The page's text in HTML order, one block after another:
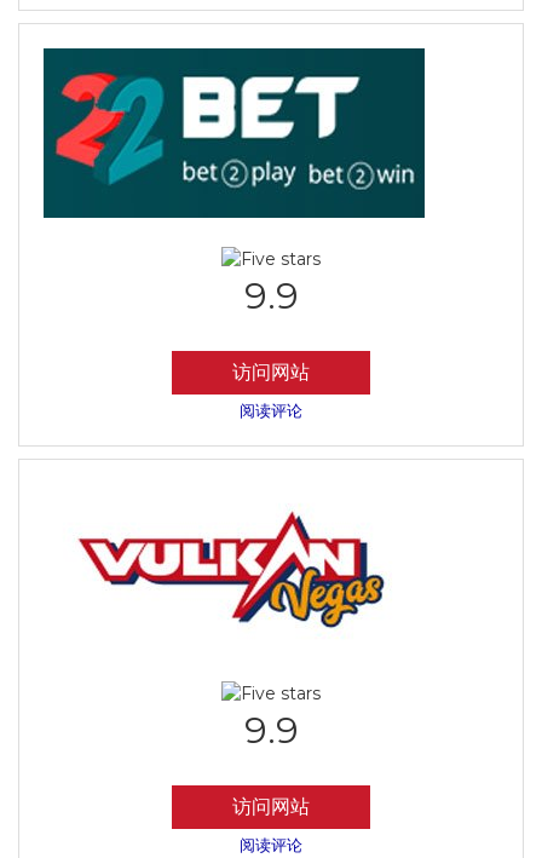
9.9
访问网站
阅读评论
9.9
访问网站
阅读评论